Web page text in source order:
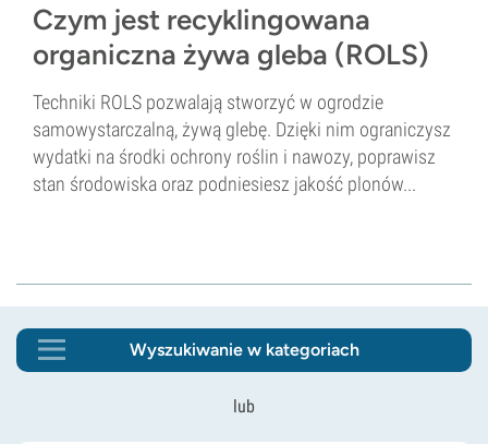
Czym jest recyklingowana
organiczna żywa gleba (ROLS)
Techniki ROLS pozwalają stworzyć w ogrodzie
samowystarczalną, żywą glebę. Dzięki nim ograniczysz
wydatki na środki ochrony roślin i nawozy, poprawisz
stan środowiska oraz podniesiesz jakość plonów...
Wyszukiwanie w kategoriach
lub